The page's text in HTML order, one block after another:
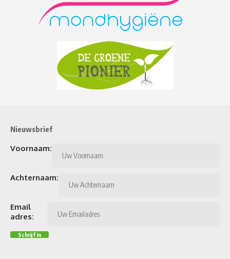
Nieuwsbrief
Voornaam:
Achternaam:
Email
adres: